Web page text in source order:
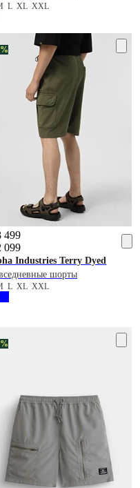
LXLXXL
499
099
Industries Terry Dyed
шорты
LXLXXL